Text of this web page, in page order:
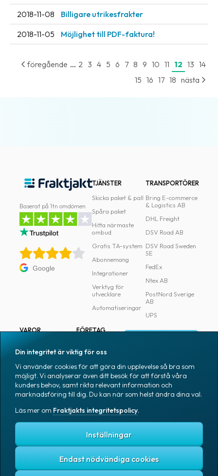
2018-11-08 Billigare utrikesfrakter
2018-11-05 Möjlighet till PDF-faktura!
föregående ... 2 3 4 5 6 7 8 9 10 11 12 13 14
15 16 17 18 nästa
Baserat på 1tn omdömen
Google
TJÄNSTER
Skicka paket & pall
Spåra paket
Hitta närmaste
ombud
Gratis TA-system
Abonnemang
Integrationer
Verktyg för
utvecklare
Automatiseringar
TRANSPORTÖRER
Bring E-commerce
& Logistics AB
DHL Freight
DSV Road AB
DSV Road Sweden
SE
FedEx
Ntex AB
PostNord Sverige
AB
UPS
VAROR
Märkning
Emballage
Emballagetillbehör
Kontorsvaror
FÖRETAG
Pressrum
Medarbetare
Jobb & karriär
Nyhetsarkiv
Blogg
Skapa konto
Fraktjakts integritetspolicy
Allmänna villkor
Din integritet är viktig för oss
Vi använder cookies för att göra din upplevelse så bra som
möjligt. Vi analyserar även ditt besök för att förstå våra
kunders behov, samt rikta relevant information och
marknadsföring till dig. Du kan när som helst ändra dina val.
Läs mer om Fraktjakts integritetspolicy.
Inställningar
Endast nödvändiga cookies